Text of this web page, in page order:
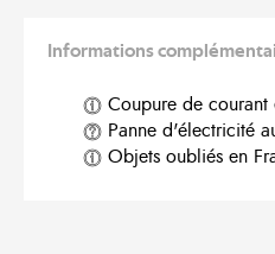
Informations
Coupure de courant
Panne d'électricité
Objets oubliés en